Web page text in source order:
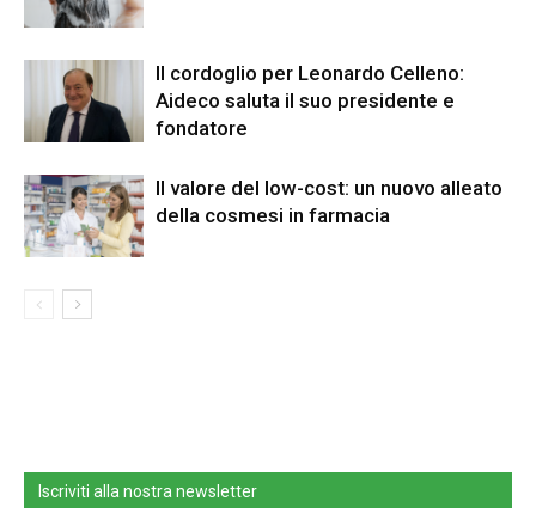
Il cordoglio per Leonardo Celleno:
Aideco saluta il suo presidente e
fondatore
Il valore del low-cost: un nuovo alleato
della cosmesi in farmacia
Iscriviti alla nostra newsletter